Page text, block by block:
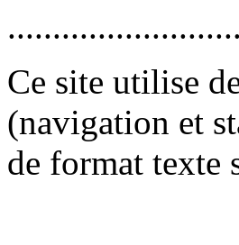
Ce site utilise
(navigation et
de format texte